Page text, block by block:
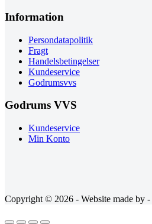
Information
Persondatapolitik
Fragt
Handelsbetingelser
Kundeservice
Godrumsvvs
Godrums VVS
Kundeservice
Min Konto
Copyright © 2026 - Website made by -